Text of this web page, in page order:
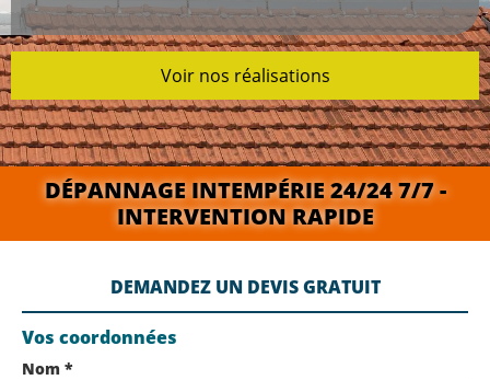
Voir nos réalisations
DÉPANNAGE INTEMPÉRIE 24/24 7/7 -
INTERVENTION RAPIDE
DEMANDEZ UN DEVIS GRATUIT
Vos coordonnées
Nom *